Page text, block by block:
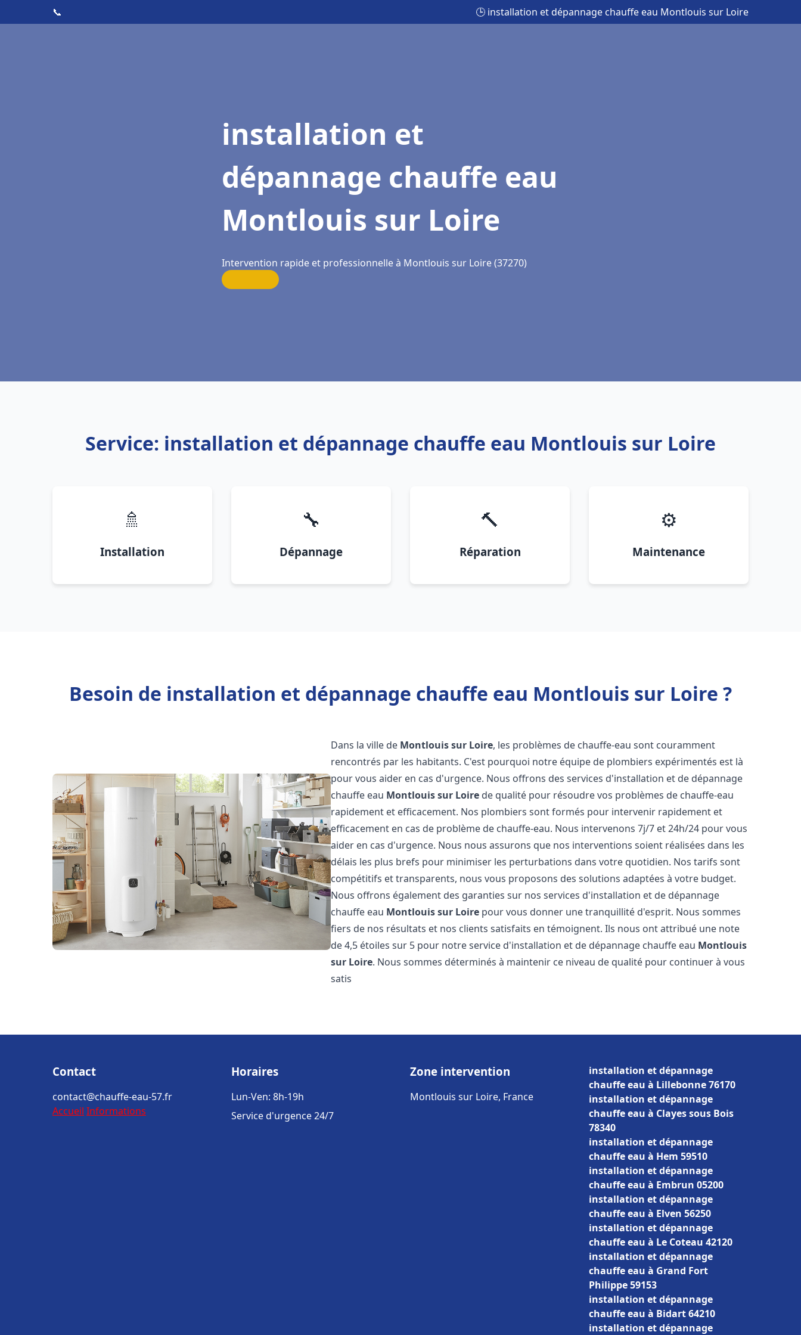
📞 🕒 installation et dépannage chauffe eau Montlouis sur Loire
installation et
dépannage chauffe eau
Montlouis sur Loire
Intervention rapide et professionnelle à Montlouis sur Loire (37270)
Service: installation et dépannage chauffe eau Montlouis sur Loire
🚿
Installation
🔧
Dépannage
🔨
Réparation
⚙️
Maintenance
Besoin de installation et dépannage chauffe eau Montlouis sur Loire ?
Dans la ville de Montlouis sur Loire, les problèmes de chauffe-eau sont couramment
rencontrés par les habitants. C'est pourquoi notre équipe de plombiers expérimentés est là
pour vous aider en cas d'urgence. Nous offrons des services d'installation et de dépannage
chauffe eau Montlouis sur Loire de qualité pour résoudre vos problèmes de chauffe-eau
rapidement et efficacement. Nos plombiers sont formés pour intervenir rapidement et
efficacement en cas de problème de chauffe-eau. Nous intervenons 7j/7 et 24h/24 pour vous
aider en cas d'urgence. Nous nous assurons que nos interventions soient réalisées dans les
délais les plus brefs pour minimiser les perturbations dans votre quotidien. Nos tarifs sont
compétitifs et transparents, nous vous proposons des solutions adaptées à votre budget.
Nous offrons également des garanties sur nos services d'installation et de dépannage
chauffe eau Montlouis sur Loire pour vous donner une tranquillité d'esprit. Nous sommes
fiers de nos résultats et nos clients satisfaits en témoignent. Ils nous ont attribué une note
de 4,5 étoiles sur 5 pour notre service d'installation et de dépannage chauffe eau Montlouis
sur Loire. Nous sommes déterminés à maintenir ce niveau de qualité pour continuer à vous
satis
Contact
contact@chauffe-eau-57.fr
Accueil Informations
Horaires
Lun-Ven: 8h-19h
Service d'urgence 24/7
Zone intervention
Montlouis sur Loire, France
installation et dépannage
chauffe eau à Lillebonne 76170
installation et dépannage
chauffe eau à Clayes sous Bois
78340
installation et dépannage
chauffe eau à Hem 59510
installation et dépannage
chauffe eau à Embrun 05200
installation et dépannage
chauffe eau à Elven 56250
installation et dépannage
chauffe eau à Le Coteau 42120
installation et dépannage
chauffe eau à Grand Fort
Philippe 59153
installation et dépannage
chauffe eau à Bidart 64210
installation et dépannage